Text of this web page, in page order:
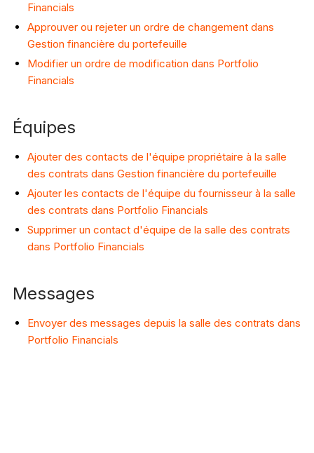
Financials
Approuver ou rejeter un ordre de changement dans
Gestion financière du portefeuille
Modifier un ordre de modification dans Portfolio
Financials
Équipes
Ajouter des contacts de l'équipe propriétaire à la salle
des contrats dans Gestion financière du portefeuille
Ajouter les contacts de l'équipe du fournisseur à la salle
des contrats dans Portfolio Financials
Supprimer un contact d'équipe de la salle des contrats
dans Portfolio Financials
Messages
Envoyer des messages depuis la salle des contrats dans
Portfolio Financials